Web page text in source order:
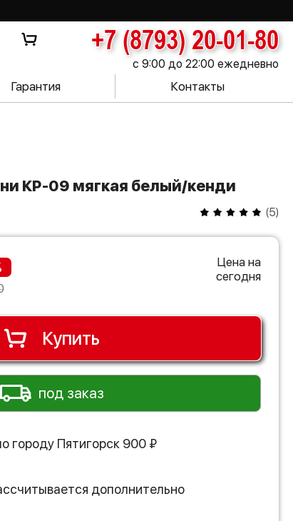
+7 (8793) 20-01-80
с 9:00 до 22:00 ежедневно
Гарантия Контакты
КР-09 мягкая белый/кенди
(5)
Цена на
сегодня
Купить
под заказ
городу Пятигорск 900 ₽
дополнительно